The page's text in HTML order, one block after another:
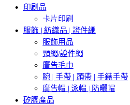
印刷品
卡片印刷
服飾 | 紡織品 | 證件繩
服飾用品
頸繩/證件繩
廣告毛巾
腕 | 手帶 | 頭帶 | 手錶手帶
廣告帽 | 泳帽 | 防曬帽
矽膠產品